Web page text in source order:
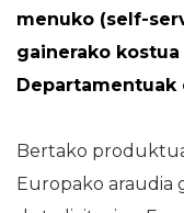
menuko (self-
gainerako
Bertako
Europako araudia